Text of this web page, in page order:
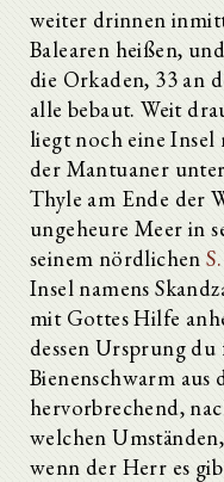
weiter drinnen
Balearen heißen,
die Orkaden, 33 an
alle bebaut. Weit
liegt noch eine Insel
der Mantuaner
Thyle am Ende der
ungeheure Meer in
seinem nördlichen
Insel namens
mit Gottes Hilfe
dessen Ursprung
Bienenschwarm aus
hervorbrechend,
welchen
wenn der Herr es